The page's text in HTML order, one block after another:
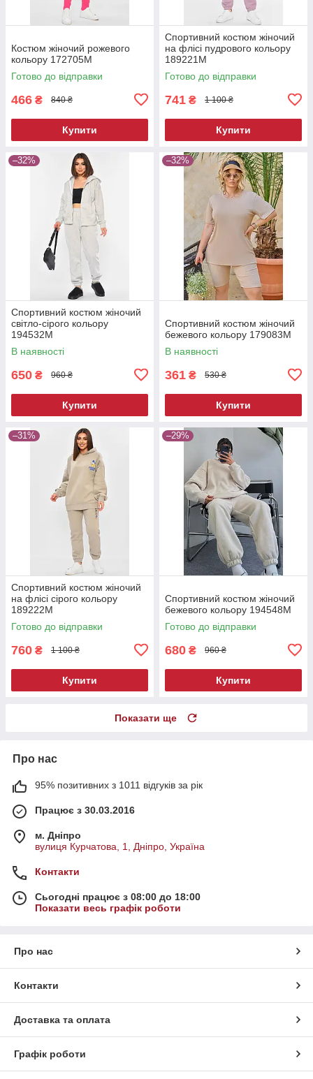
Костюм жіночий рожевого
кольору 172705M
Готово до відправки
466 ₴ 840 ₴
Купити
Спортивний костюм жіночий
на флісі пудрового кольору
189221M
Готово до відправки
741 ₴ 1 100 ₴
Купити
–32%
Спортивний костюм жіночий
світло-сірого кольору
194532M
В наявності
650 ₴ 960 ₴
Купити
–32%
Спортивний костюм жіночий
бежевого кольору 179083M
В наявності
361 ₴ 530 ₴
Купити
–31%
Спортивний костюм жіночий
на флісі сірого кольору
189222M
Готово до відправки
760 ₴ 1 100 ₴
Купити
–29%
Спортивний костюм жіночий
бежевого кольору 194548M
Готово до відправки
680 ₴ 960 ₴
Купити
Показати ще
Про нас
95% позитивних з 1011 відгуків за рік
Працює з 30.03.2016
м. Дніпро
вулиця Курчатова, 1, Дніпро, Україна
Контакти
Сьогодні працює з 08:00 до 18:00
Показати весь графік роботи
Про нас
Контакти
Доставка та оплата
Графік роботи